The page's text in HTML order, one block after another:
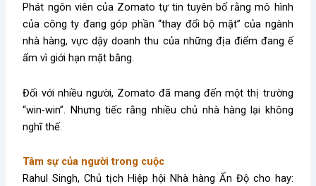
Phát ngôn viên của Zomato tự tin tuyên bố rằng mô hình
của công ty đang góp phần “thay đổi bộ mặt” của ngành
nhà hàng, vực dậy doanh thu của những địa điểm đang ế
ẩm vì giới hạn mặt bằng.
Đối với nhiều người, Zomato đã mang đến một thị trường
“win-win”. Nhưng tiếc rằng nhiều chủ nhà hàng lại không
nghĩ thế.
Tâm sự của người trong cuộc
Rahul Singh, Chủ tịch Hiệp hội Nhà hàng Ấn Độ cho hay: